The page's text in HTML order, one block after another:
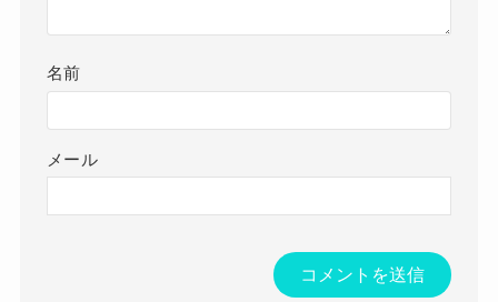
名前
メール